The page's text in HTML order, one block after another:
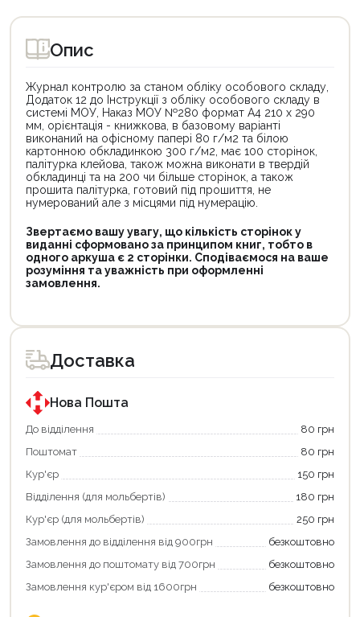
Опис
Журнал контролю за станом обліку особового складу,
Додаток 12 до Інструкції з обліку особового складу в
системі МОУ, Наказ МОУ №280 формат А4 210 х 290
мм, орієнтація - книжкова, в базовому варіанті
виконаний на офісному папері 80 г/м2 та білою
картонною обкладинкою 300 г/м2, має 100 сторінок,
палітурка клейова, також можна виконати в твердій
обкладинці та на 200 чи більше сторінок, а також
прошита палітурка, готовий під прошиття, не
нумерований але з місцями під нумерацію.
Звертаємо вашу увагу, що кількість сторінок у
виданні сформовано за принципом книг, тобто в
одного аркуша є 2 сторінки. Сподіваємося на ваше
розуміння та уважність при оформленні
замовлення.
Доставка
Нова Пошта
До відділення
80 грн
Поштомат
80 грн
Кур'єр
150 грн
Відділення (для мольбертів)
180 грн
Кур'єр (для мольбертів)
250 грн
Замовлення до відділення від 900грн
безкоштовно
Замовлення до поштомату від 700грн
безкоштовно
Замовлення кур'єром від 1600грн
безкоштовно